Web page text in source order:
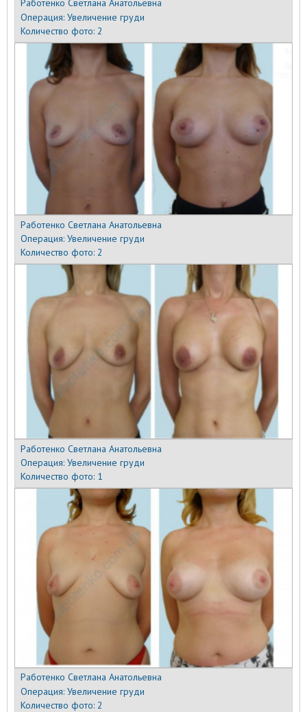
Работенко Светлана Анатольевна
Операция:Увеличение груди
Количество фото:2
Работенко Светлана Анатольевна
Операция:Увеличение груди
Количество фото:2
Работенко Светлана Анатольевна
Операция:Увеличение груди
Количество фото: 1
Работенко Светлана Анатольевна
Операция:Увеличение груди
Количество фото:2